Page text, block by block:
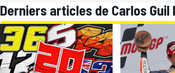
Derniers articles de Carlos Guil